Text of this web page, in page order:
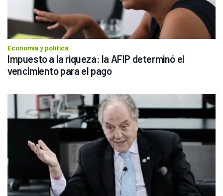
Economía y política
Impuesto a la riqueza: la AFIP determinó el
vencimiento para el pago